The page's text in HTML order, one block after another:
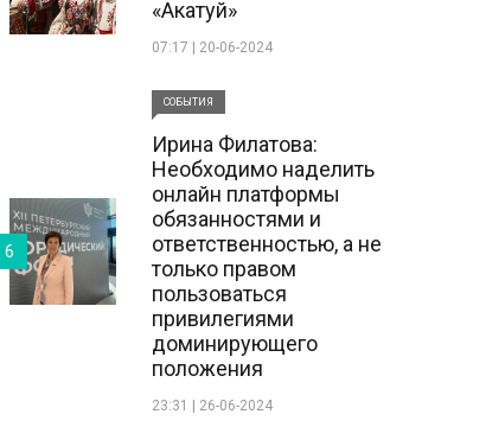
«Акатуй»
07:17 | 20-06-2024
СОБЫТИЯ
Ирина Филатова:
Необходимо наделить
онлайн платформы
обязанностями и
ответственностью, а не
только правом
пользоваться
привилегиями
доминирующего
положения
23:31 | 26-06-2024
6